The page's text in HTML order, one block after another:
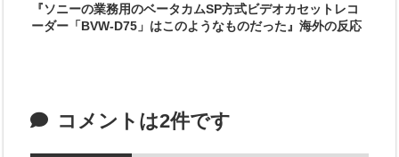
『ソニーの業務用のベータカムSP方式ビデオカセットレコ
ーダー「BVW-D75」はこのようなものだった』海外の反応
コメントは2件です